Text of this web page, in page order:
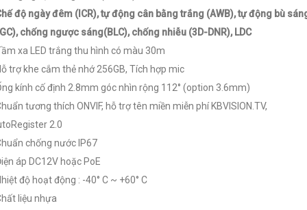
độ ngày đêm (ICR), tự động cân bằng trắng (AWB), tự động bù
chống ngược sáng(BLC), chống nhiễu (3D-DNR), LDC
xa LED trắng thu hình có màu 30m
trợ khe cắm thẻ nhớ 256GB, Tích hợp mic
kính cố định 2.8mm góc nhìn rộng 112° (option 3.6mm)
tương thích ONVIF, hỗ trợ tên miền miễn phí KBVISION.TV,
2.0
chống nước IP67
áp DC12V hoặc PoE
độ hoạt động : -40° C ~ +60° C
liệu nhựa